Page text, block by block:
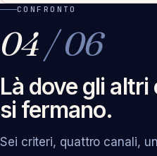
CONFRONTO
04/ 06
Là dove gli altri
si fermano.
Sei criteri, quattro canali,